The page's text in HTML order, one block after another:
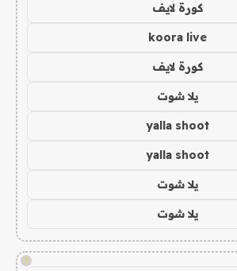
كورة لايف
koora live
كورة لايف
يلا شوت
yalla shoot
yalla shoot
يلا شوت
يلا شوت
!